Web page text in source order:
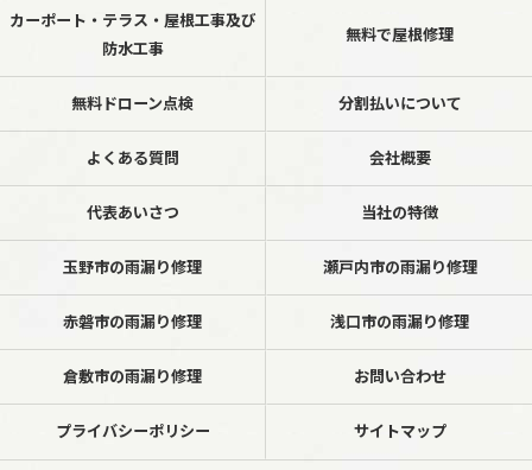
カーポート・テラス・屋根工事及び
防水工事
無料で屋根修理
無料ドローン点検 分割払いについて
よくある質問 会社概要
代表あいさつ 当社の特徴
玉野市の雨漏り修理 瀬戸内市の雨漏り修理
赤磐市の雨漏り修理 浅口市の雨漏り修理
倉敷市の雨漏り修理 お問い合わせ
プライバシーポリシー サイトマップ